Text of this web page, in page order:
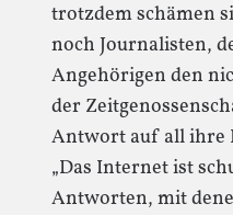
trotzdem schämen
noch Journalisten,
Angehörigen den
der
Antwort auf all ihre
„Das Internet ist
Antworten, mit